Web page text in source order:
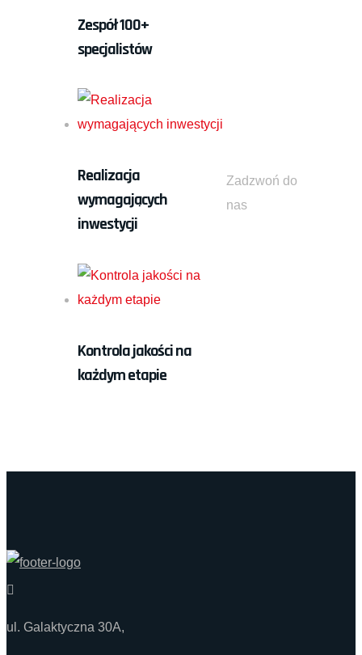
Zespół 100+
specjalistów
Realizacja
wymagających
inwestycji
Kontrola jakości na
każdym etapie
Zadzwoń do
nas
ul. Galaktyczna 30A,